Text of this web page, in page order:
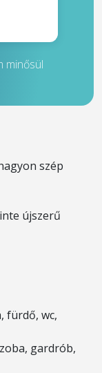
minősül
szép
újszerű
fürdő, wc,
gardrób,